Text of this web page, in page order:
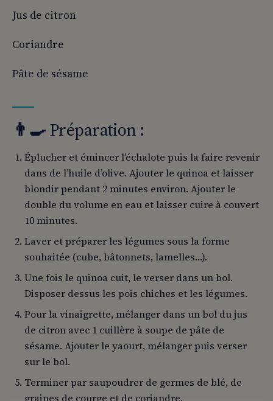
Jus de citron
Coriandre
Pâte de sésame
👨‍🍳Préparation :
Éplucher et émincer l’échalote puis la faire revenir
dans de l’huile d’olive. Ajouter le quinoa et laisser
blondir pendant 2 minutes environ. Ajouter le
double du volume en eau et laisser cuire à couvert
10 minutes.
Laver et préparer les légumes sous la forme
souhaitée (cube, bâtonnets, lamelles…).
Une fois le quinoa cuit, le verser dans un bol.
Disposer dessus les pois chiches et les légumes.
Pour la vinaigrette, mélanger dans un bol du jus
de citron avec 1 cuillère à soupe de pâte de
sésame. Ajouter le yaourt, mélanger puis verser
sur le bol.
Terminer par saupoudrer de germes de blé, de
graines de courge et de coriandre.